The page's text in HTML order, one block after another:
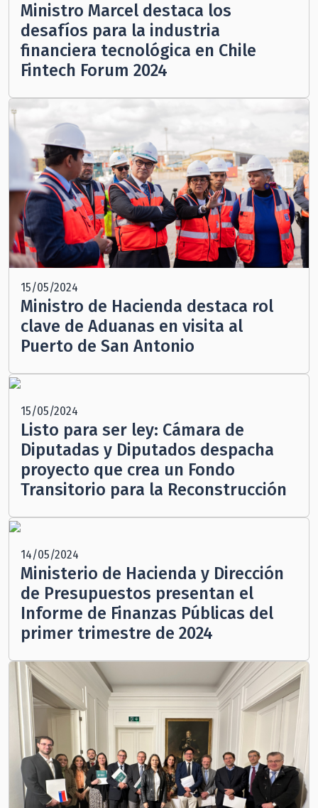
Ministro Marcel destaca los
desafíos para la industria
financiera tecnológica en Chile
Fintech Forum 2024
15/05/2024
Ministro de Hacienda destaca rol
clave de Aduanas en visita al
Puerto de San Antonio
15/05/2024
Listo para ser ley: Cámara de
Diputadas y Diputados despacha
proyecto que crea un Fondo
Transitorio para la Reconstrucción
14/05/2024
Ministerio de Hacienda y Dirección
de Presupuestos presentan el
Informe de Finanzas Públicas del
primer trimestre de 2024